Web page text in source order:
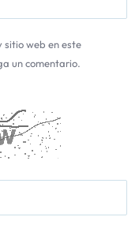
sitio web en este
un comentario.